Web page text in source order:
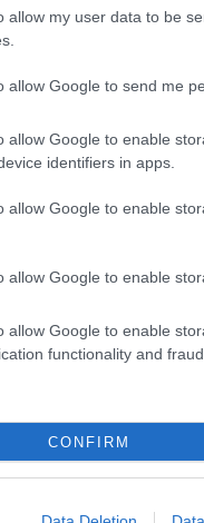
allow my user data to be
allow Google to send me
allow Google to enable
identifiers in apps.
allow Google to enable
allow Google to enable
allow Google to enable
functionality and
CONFIRM